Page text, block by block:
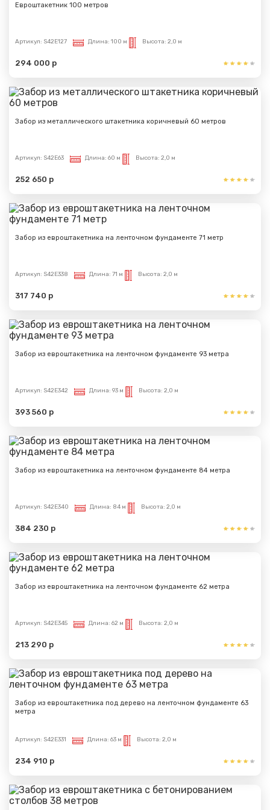
Евроштакетник 100 метров
Артикул: S42E127 Длина: 100 м Высота: 2,0 м
294 000 р
Забор из металлического штакетника коричневый 60 метров
Артикул: S42E63 Длина: 60 м Высота: 2,0 м
252 650 р
Забор из евроштакетника на ленточном фундаменте 71 метр
Артикул: S42E338 Длина: 71 м Высота: 2,0 м
317 740 р
Забор из евроштакетника на ленточном фундаменте 93 метра
Артикул: S42E342 Длина: 93 м Высота: 2,0 м
393 560 р
Забор из евроштакетника на ленточном фундаменте 84 метра
Артикул: S42E340 Длина: 84 м Высота: 2,0 м
384 230 р
Забор из евроштакетника на ленточном фундаменте 62 метра
Артикул: S42E345 Длина: 62 м Высота: 2,0 м
213 290 р
Забор из евроштакетника под дерево на ленточном фундаменте 63
метра
Артикул: S42E331 Длина: 63 м Высота: 2,0 м
234 910 р